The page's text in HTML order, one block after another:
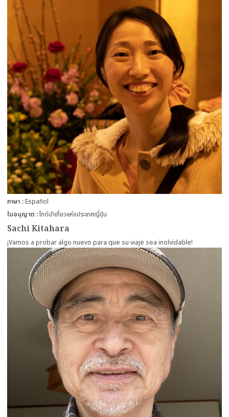
Sachi Kitahara
ภาษา Español
ใบอนุญาต ไกด์นำเที่ยวแห่งประเทศญี่ปุ่น
¡Vamos a probar algo nuevo para que su viaje sea inolvidable!
more